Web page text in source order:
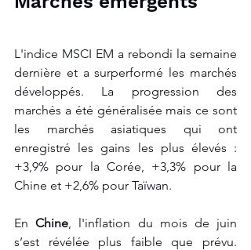
L'indice MSCI EM a rebondi la semaine
dernière et a surperformé les marchés
développés. La progression des
marchés a été généralisée mais ce sont
les marchés asiatiques qui ont
enregistré les gains les plus élevés :
+3,9% pour la Corée, +3,3% pour la
Chine et +2,6% pour Taïwan.
En Chine, l'inflation du mois de juin
s’est révélée plus faible que prévu.